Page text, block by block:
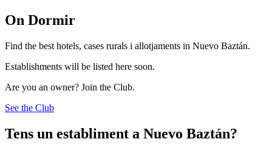
On Dormir
Find the best hotels, cases rurals i allotjaments in Nuevo Baztán.
Establishments will be listed here soon.
Are you an owner? Join the Club.
See the Club
Tens un establiment a Nuevo Baztán?